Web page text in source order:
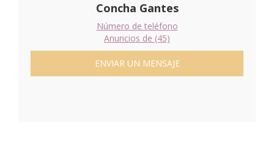
Concha Gantes
Número de teléfono
Anuncios de (45)
ENVIAR UN MENSAJE